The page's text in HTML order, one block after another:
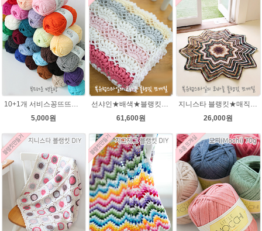
5,000원
61,600원
26,000원